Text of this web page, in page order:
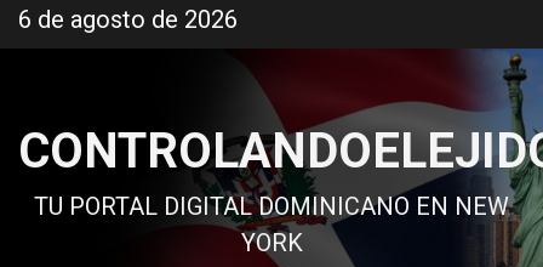
al
6 de agosto de 2026
TU PORTAL DIGITAL DOMINICANO EN NEW
YORK